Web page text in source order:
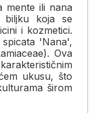
mente ili nana
biljku koja se
i kozmetici.
'Nana',
Ova
ukusu, što
širom